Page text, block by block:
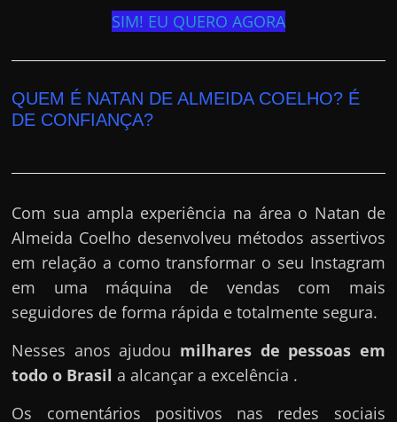
SIM! EU QUERO AGORA
QUEM É NATAN DE ALMEIDA COELHO? É
DE CONFIANÇA?
Com sua ampla experiência na área o Natan de
Almeida Coelho desenvolveu métodos assertivos
em relação a como transformar o seu Instagram
em uma máquina de vendas com mais
seguidores de forma rápida e totalmente segura.
Nesses anos ajudou milhares de pessoas em
todo o Brasil a alcançar a excelência .
Os comentários positivos nas redes sociais